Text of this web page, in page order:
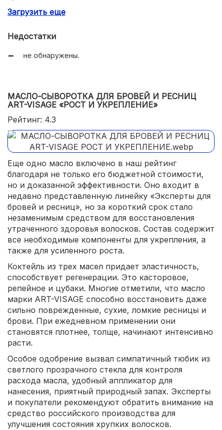
усиление роста ресниц и бровей;
Загрузить еще
Недостатки
не обнаружены.
МАСЛО-СЫВОРОТКА ДЛЯ БРОВЕЙ И РЕСНИЦ
ART-VISAGE «РОСТ И УКРЕПЛЕНИЕ»
Рейтинг: 4.3
Еще одно масло включено в наш рейтинг
благодаря не только его бюджетной стоимости,
но и доказанной эффективности. Оно входит в
недавно представленную линейку «Эксперты для
бровей и ресниц», но за короткий срок стало
незаменимым средством для восстановления
утраченного здоровья волосков. Состав содержит
все необходимые компоненты для укрепления, а
также для усиленного роста.
Коктейль из трех масел придает эластичность,
способствует регенерации. Это касторовое,
репейное и цубаки. Многие отметили, что масло
марки ART-VISAGE способно восстановить даже
сильно поврежденные, сухие, ломкие ресницы и
брови. При ежедневном применении они
становятся плотнее, толще, начинают интенсивно
расти.
Особое одобрение вызвал симпатичный тюбик из
светлого прозрачного стекла для контроля
расхода масла, удобный аппликатор для
нанесения, приятный природный запах. Эксперты
и покупатели рекомендуют обратить внимание на
средство российского производства для
улучшения состояния хрупких волосков.